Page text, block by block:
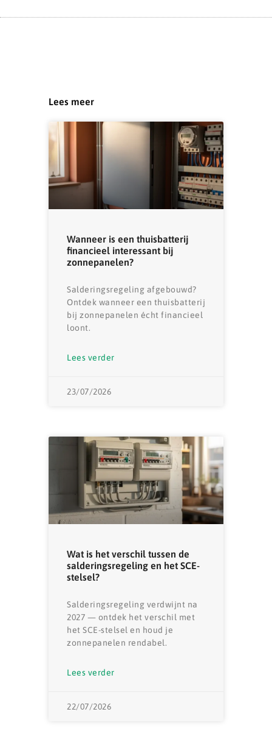
Lees meer
Wanneer is een thuisbatterij
financieel interessant bij
zonnepanelen?
Salderingsregeling afgebouwd?
Ontdek wanneer een thuisbatterij
bij zonnepanelen écht financieel
loont.
Lees verder
23/07/2026
Wat is het verschil tussen de
salderingsregeling en het SCE-
stelsel?
Salderingsregeling verdwijnt na
2027 — ontdek het verschil met
het SCE-stelsel en houd je
zonnepanelen rendabel.
Lees verder
22/07/2026